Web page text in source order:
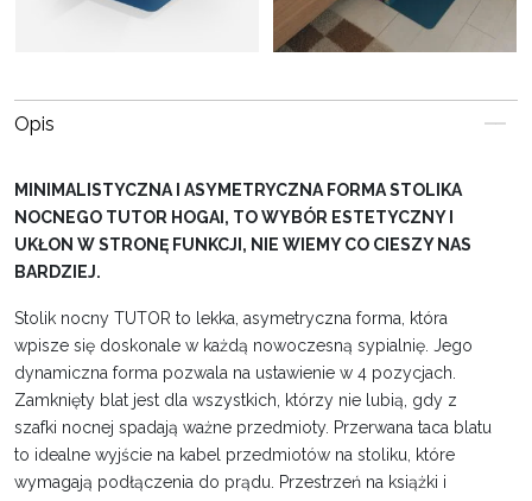
Opis
MINIMALISTYCZNA I ASYMETRYCZNA FORMA STOLIKA
NOCNEGO TUTOR HOGAI, TO WYBÓR ESTETYCZNY I
UKŁON W STRONĘ FUNKCJI, NIE WIEMY CO CIESZY NAS
BARDZIEJ.
Stolik nocny TUTOR to lekka, asymetryczna forma, która
wpisze się doskonale w każdą nowoczesną sypialnię. Jego
dynamiczna forma pozwala na ustawienie w 4 pozycjach.
Zamknięty blat jest dla wszystkich, którzy nie lubią, gdy z
szafki nocnej spadają ważne przedmioty. Przerwana taca blatu
to idealne wyjście na kabel przedmiotów na stoliku, które
wymagają podłączenia do prądu. Przestrzeń na książki i